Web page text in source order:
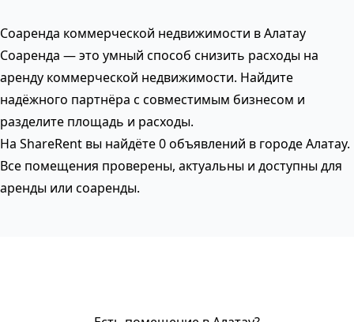
Соаренда коммерческой недвижимости в Алатау
Соаренда — это умный способ снизить расходы на
аренду коммерческой недвижимости. Найдите
надёжного партнёра с совместимым бизнесом и
разделите площадь и расходы.
На ShareRent вы найдёте 0 объявлений в городе Алатау.
Все помещения проверены, актуальны и доступны для
аренды или соаренды.